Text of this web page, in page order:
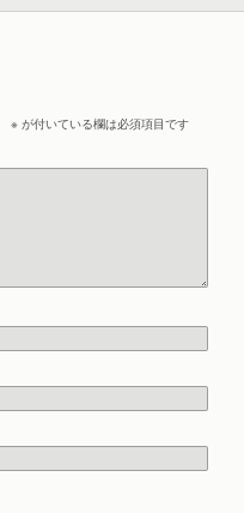
※ が付いている欄は必須項目です